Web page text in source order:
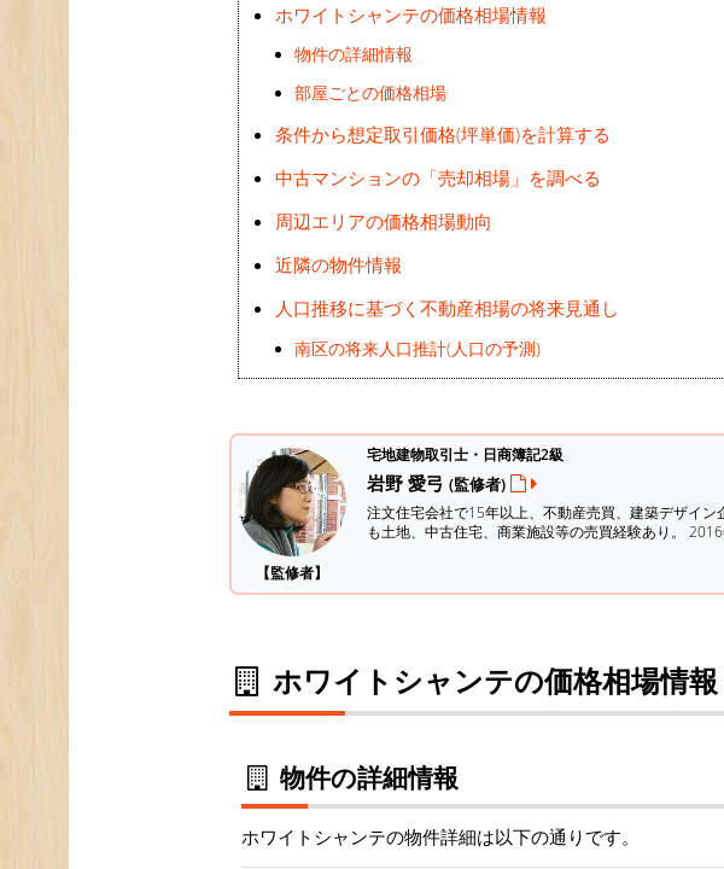
ホワイトシャンテの価格相場情報
物件の詳細情報
部屋ごとの価格相場
条件から想定取引価格(坪単価)を計算する
中古マンションの「売却相場」を調べる
周辺エリアの価格相場動向
近隣の物件情報
人口推移に基づく不動産相場の将来見通し
南区の将来人口推計(人口の予測)
【監修者】
宅地建物取引士・日商簿記2級
岩野 愛弓 (監修者)
注文住宅会社で15年以上、不動産売買、建築デザイ
も土地、中古住宅、商業施設等の売買経験あり。
ホワイトシャンテの価格相場情報
物件の詳細情報
ホワイトシャンテの物件詳細は以下の通りです。